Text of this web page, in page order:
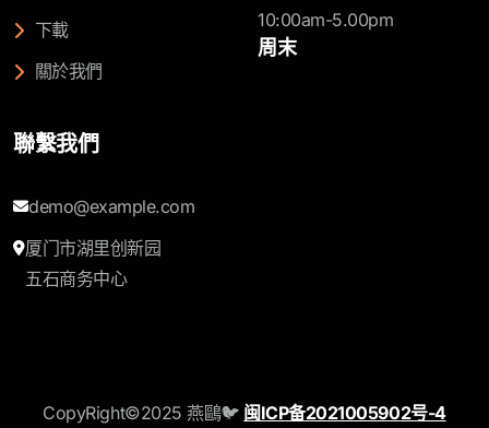
下載
關於我們
10:00am-5.00pm
周末
聯繫我們
demo@example.com
厦门市湖里创新园
五石商务中心
CopyRight©2025 燕鷗🐦 闽ICP备2021005902号-4